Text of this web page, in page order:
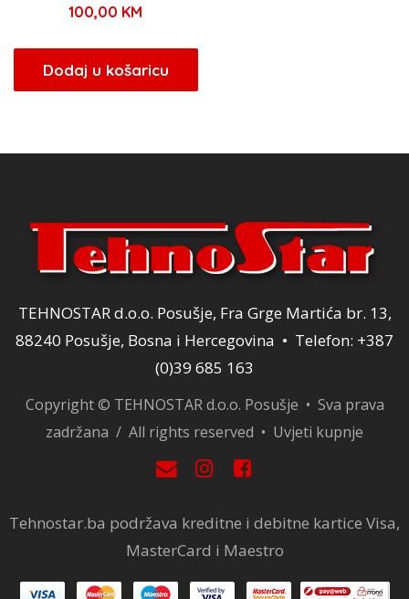
100,00 KM
Dodaj u košaricu
TEHNOSTAR d.o.o. Posušje, Fra Grge Martića br. 13,
88240 Posušje, Bosna i Hercegovina • Telefon: +387
(0)39 685 163
Copyright © TEHNOSTAR d.o.o. Posušje • Sva prava
zadržana / All rights reserved • Uvjeti kupnje
Tehnostar.ba podržava kreditne i debitne kartice Visa,
MasterCard i Maestro